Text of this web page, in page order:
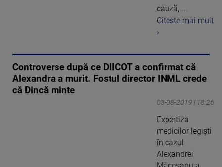
cauză, ...
Citeste mai mult
›
Controverse după ce DIICOT a confirmat că
Alexandra a murit. Fostul director INML crede
că Dincă minte
03-08-2019 | 18:26
Expertiza
medicilor legişti
în cazul
Alexandrei